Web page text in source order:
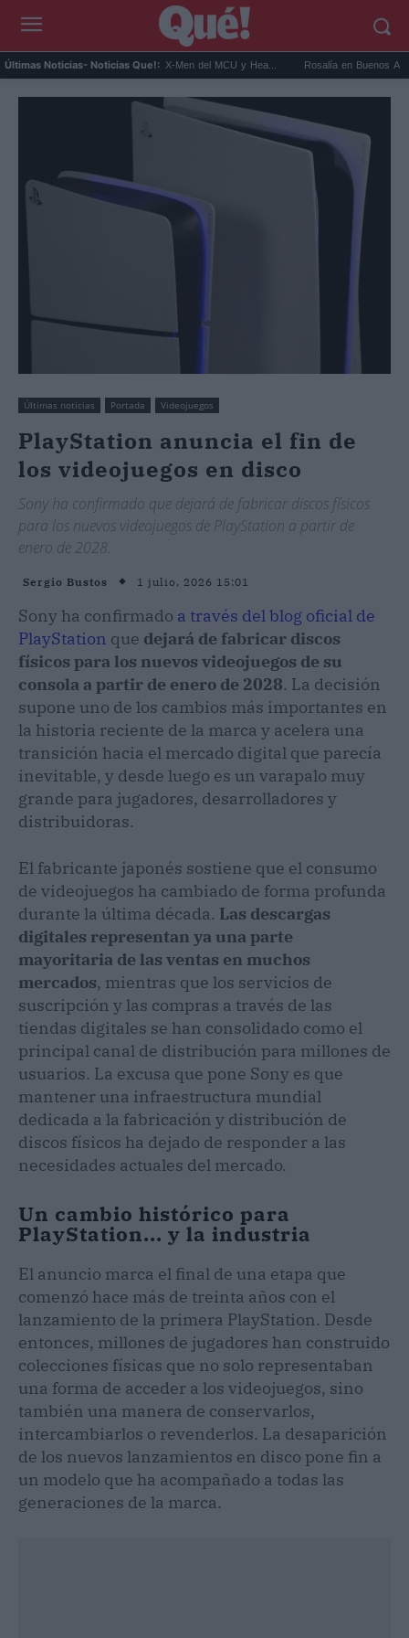
Últimas Noticias- Noticias Que!:
será Cíclope en los X-Men del MCU y Hea... Rosalía en Buenos Aires:
Últimas noticias Portada Videojuegos
PlayStation anuncia el fin de
los videojuegos en disco
Sony ha confirmado que dejará de fabricar discos físicos
para los nuevos videojuegos de PlayStation a partir de
enero de 2028.
Sergio Bustos 1 julio, 2026 15:01
Sony ha confirmado a través del blog oficial de
PlayStation que dejará de fabricar discos
físicos para los nuevos videojuegos de su
consola a partir de enero de 2028. La decisión
supone uno de los cambios más importantes en
la historia reciente de la marca y acelera una
transición hacia el mercado digital que parecía
inevitable, y desde luego es un varapalo muy
grande para jugadores, desarrolladores y
distribuidoras.
El fabricante japonés sostiene que el consumo
de videojuegos ha cambiado de forma profunda
durante la última década. Las descargas
digitales representan ya una parte
mayoritaria de las ventas en muchos
mercados, mientras que los servicios de
suscripción y las compras a través de las
tiendas digitales se han consolidado como el
principal canal de distribución para millones de
usuarios. La excusa que pone Sony es que
mantener una infraestructura mundial
dedicada a la fabricación y distribución de
discos físicos ha dejado de responder a las
necesidades actuales del mercado.
Un cambio histórico para
PlayStation... y la industria
El anuncio marca el final de una etapa que
comenzó hace más de treinta años con el
lanzamiento de la primera PlayStation. Desde
entonces, millones de jugadores han construido
colecciones físicas que no solo representaban
una forma de acceder a los videojuegos, sino
también una manera de conservarlos,
intercambiarlos o revenderlos. La desaparición
de los nuevos lanzamientos en disco pone fin a
un modelo que ha acompañado a todas las
generaciones de la marca.